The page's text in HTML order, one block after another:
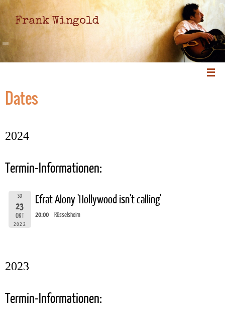
Frank Wingold
Dates
2024
Termin-Informationen:
SO
23
OKT
2022
Efrat Alony 'Hollywood isn't calling'
20:00 Rüsselsheim
2023
Termin-Informationen: